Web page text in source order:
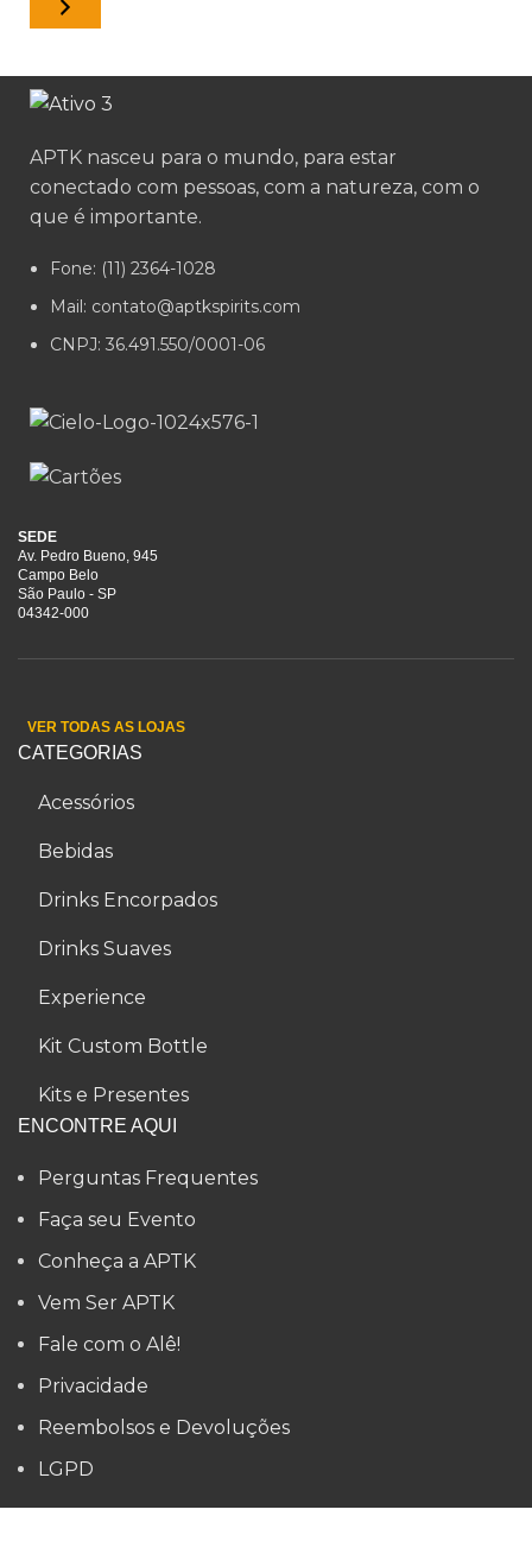
APTK nasceu para o mundo, para estar
conectado com pessoas, com a natureza, com o
que é importante.
Fone: (11) 2364-1028
Mail: contato@aptkspirits.com
CNPJ: 36.491.550/0001-06
SEDE
Av. Pedro Bueno, 945
Campo Belo
São Paulo - SP
04342-000
VER TODAS AS LOJAS
CATEGORIAS
Acessórios
Bebidas
Drinks Encorpados
Drinks Suaves
Experience
Kit Custom Bottle
Kits e Presentes
ENCONTRE AQUI
Perguntas Frequentes
Faça seu Evento
Conheça a APTK
Vem Ser APTK
Fale com o Alê!
Privacidade
Reembolsos e Devoluções
LGPD